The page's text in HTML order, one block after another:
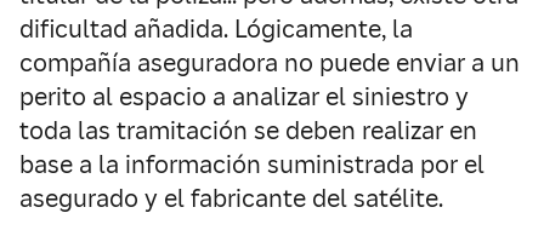
dificultad añadida. Lógicamente, la
compañía aseguradora no puede enviar a un
perito al espacio a analizar el siniestro y
toda las tramitación se deben realizar en
base a la información suministrada por el
asegurado y el fabricante del satélite.